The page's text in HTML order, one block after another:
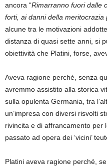
ancora “Rimarranno fuori dalle
forti, ai danni della meritocrazia
alcune tra le motivazioni
distanza di quasi sette anni, si
obiettività che Platini, forse,
Aveva ragione perché, senza
avremmo assistito alla storica
sulla opulenta Germania, tra
un’impresa con diversi risvolti
rivincita e di affrancamento per
passato ad opera dei ‘vicini’
Platini aveva ragione perché,